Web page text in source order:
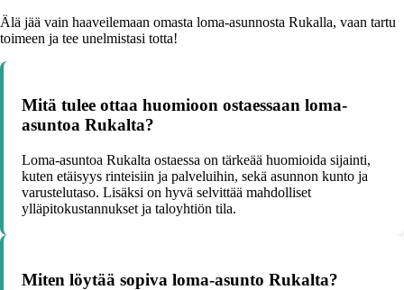
Älä jää vain haaveilemaan omasta loma-asunnosta Rukalla, vaan tartu
toimeen ja tee unelmistasi totta!
Mitä tulee ottaa huomioon ostaessaan loma-
asuntoa Rukalta?
Loma-asuntoa Rukalta ostaessa on tärkeää huomioida sijainti,
kuten etäisyys rinteisiin ja palveluihin, sekä asunnon kunto ja
varustelutaso. Lisäksi on hyvä selvittää mahdolliset
ylläpitokustannukset ja taloyhtiön tila.
Miten löytää sopiva loma-asunto Rukalta?